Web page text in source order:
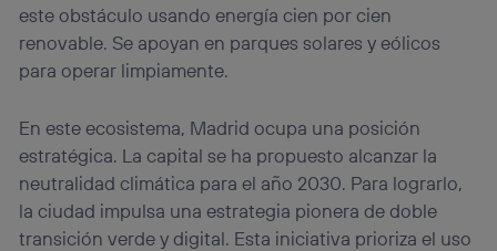
este obstáculo usando energía cien por cien
renovable. Se apoyan en parques solares y eólicos
para operar limpiamente.
En este ecosistema, Madrid ocupa una posición
estratégica. La capital se ha propuesto alcanzar la
neutralidad climática para el año 2030. Para lograrlo,
la ciudad impulsa una estrategia pionera de doble
transición verde y digital. Esta iniciativa prioriza el uso